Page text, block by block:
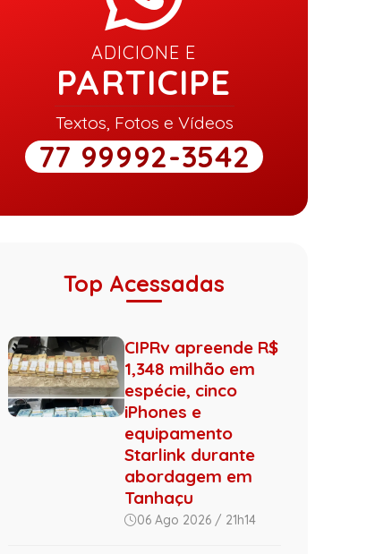
ADICIONE E
PARTICIPE
Textos, Fotos e Vídeos
77 99992-3542
Top Acessadas
CIPRv apreende R$
1,348 milhão em
espécie, cinco
iPhones e
equipamento
Starlink durante
abordagem em
Tanhaçu
06 Ago 2026 / 21h14